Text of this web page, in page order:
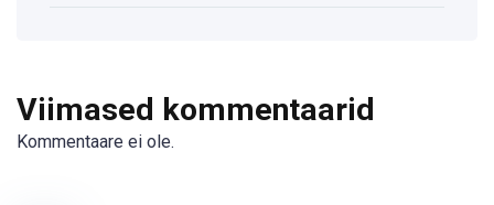
Viimased kommentaarid
Kommentaare ei ole.